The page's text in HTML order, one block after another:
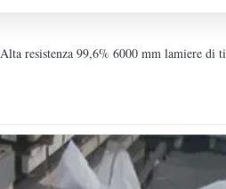
Alta resistenza 99,6% 6000 mm lamiere di